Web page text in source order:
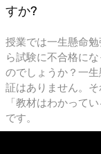
すか?
授業では一生懸命
ら試験に不合格に
のでしょうか？一
証はありません。そ
「教材はわかって
です。